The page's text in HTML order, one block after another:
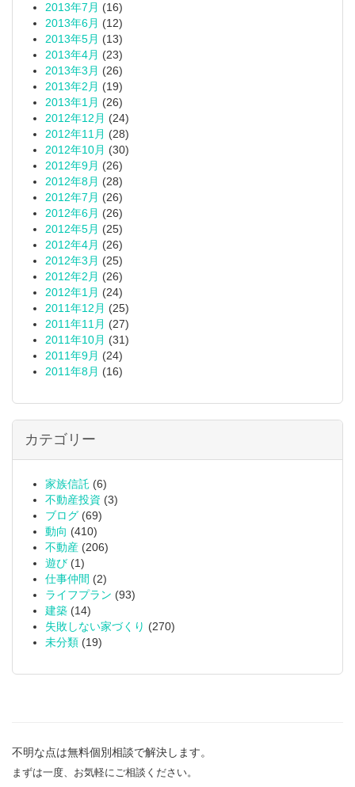
2013年7月 (16)
2013年6月 (12)
2013年5月 (13)
2013年4月 (23)
2013年3月 (26)
2013年2月 (19)
2013年1月 (26)
2012年12月 (24)
2012年11月 (28)
2012年10月 (30)
2012年9月 (26)
2012年8月 (28)
2012年7月 (26)
2012年6月 (26)
2012年5月 (25)
2012年4月 (26)
2012年3月 (25)
2012年2月 (26)
2012年1月 (24)
2011年12月 (25)
2011年11月 (27)
2011年10月 (31)
2011年9月 (24)
2011年8月 (16)
カテゴリー
家族信託 (6)
不動産投資 (3)
ブログ (69)
動向 (410)
不動産 (206)
遊び (1)
仕事仲間 (2)
ライフプラン (93)
建築 (14)
失敗しない家づくり (270)
未分類 (19)
不明な点は無料個別相談で解決します。
まずは一度、お気軽にご相談ください。